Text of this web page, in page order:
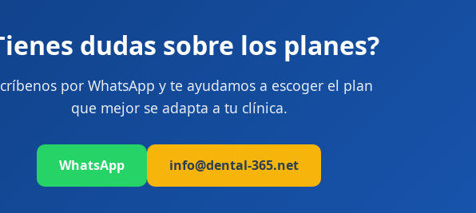
dudas sobre los planes?
por WhatsApp y te ayudamos a escoger el plan
que mejor se adapta a tu clínica.
WhatsApp info@dental-365.net